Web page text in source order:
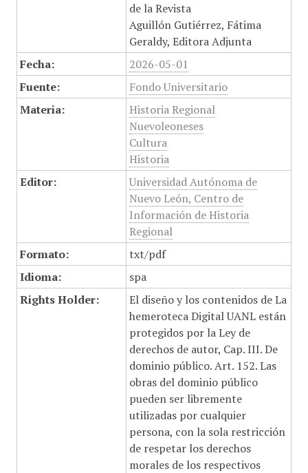
de la Revista
Aguillón Gutiérrez, Fátima
Geraldy, Editora Adjunta
Fecha:
2026-05-01
Fuente:
Fondo Universitario
Materia:
Historia Regional
Nuevoleoneses
Cultura
Historia
Editor:
Universidad Autónoma de
Nuevo León, Centro de
Información de Historia
Regional
Formato:
txt/pdf
Idioma:
spa
Rights Holder:
El diseño y los contenidos de La
hemeroteca Digital UANL están
protegidos por la Ley de
derechos de autor, Cap. III. De
dominio público. Art. 152. Las
obras del dominio público
pueden ser libremente
utilizadas por cualquier
persona, con la sola restricción
de respetar los derechos
morales de los respectivos